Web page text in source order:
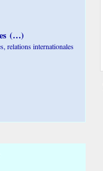
(…)
relations internationales